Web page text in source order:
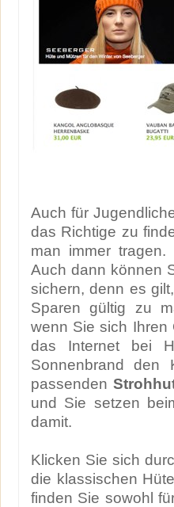
Auch für
das Richtige zu
man immer
Auch dann können
sichern, denn es
Sparen gültig zu
wenn Sie sich Ihren
das Internet bei
Sonnenbrand
passenden
und Sie setzen
damit.
Klicken Sie sich
die klassischen
finden Sie sowohl